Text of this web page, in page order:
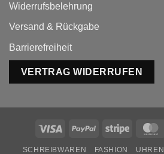
Widerrufsbelehrung
Versand & Rückgabe
Barrierefreiheit
VERTRAG WIDERRUFEN
Visa PayPal Stripe
SCHREIBWAREN FASHION UHREN